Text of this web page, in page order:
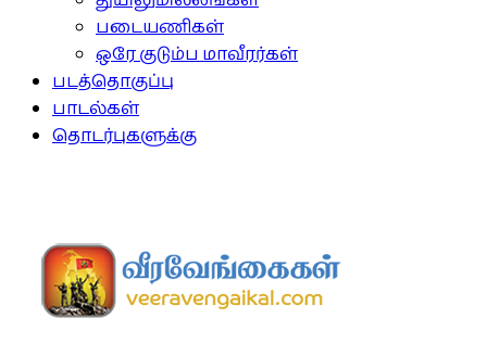
படையணிகள்
ஒரே குடும்ப மாவீரர்கள்
படத்தொகுப்பு
பாடல்கள்
தொடர்புகளுக்கு